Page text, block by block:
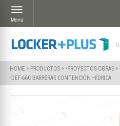
HOME » PRODUCTOS » •PROYECTOS-OBRAS »
·DEF-66C BARRERAS CONTENCIÓN HÍDRICA
Menú